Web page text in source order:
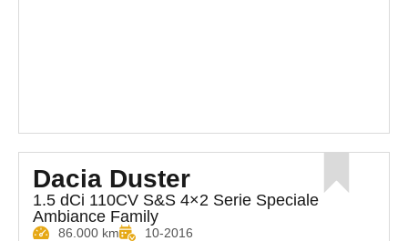
Dacia Duster
1.5 dCi 110CV S&S 4×2 Serie Speciale
Ambiance Family
86.000 km
10-2016